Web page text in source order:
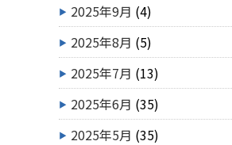
2025年9月 (4)
2025年8月 (5)
2025年7月 (13)
2025年6月 (35)
2025年5月 (35)